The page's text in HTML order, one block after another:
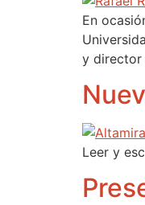
En
y director
Leer y